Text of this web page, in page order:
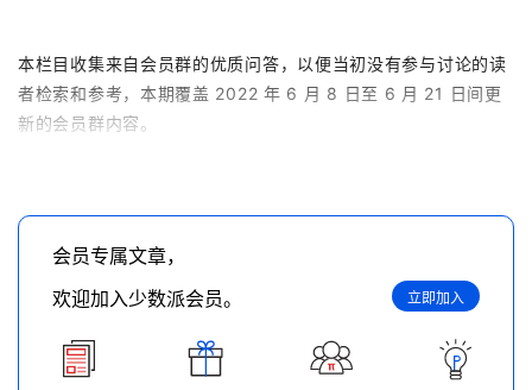
本栏目收集来自会员群的优质问答，以便当初没有参与讨论的读
者检索和参考，本期覆盖 2022 年 6 月 8 日至 6 月 21 日间更
新的会员群内容。
会员专属文章，
欢迎加入少数派会员。
立即加入